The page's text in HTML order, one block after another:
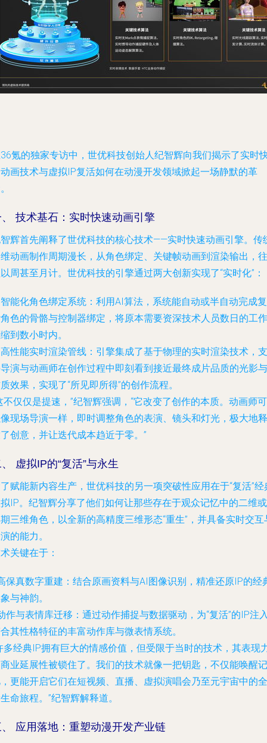
氪的独家专访中，世优科技创始人纪智辉向我们揭示了实时
画技术与虚拟IP复活如何在动漫开发领域掀起一场静默的革
技术基石：实时快速动画引擎
辉首先阐释了世优科技的核心技术——实时快速动画引擎。传
动画制作周期漫长，从角色绑定、关键帧动画到渲染输出，往
周甚至月计。世优科技的引擎通过两大创新实现了“实时化”：
智能化角色绑定系统 ：利用AI算法，系统能自动或半自动完成复
色的骨骼与控制器绑定，将原本需要资深技术人员数日的工作
到数小时内。
高性能实时渲染管线 ：引擎集成了基于物理的实时渲染技术，支
演与动画师在创作过程中即刻看到接近最终成片品质的光影与
效果，实现了“所见即所得”的创作流程。
不仅仅是提速，”纪智辉强调，“它改变了创作的本质。动画师可
现场导演一样，即时调整角色的表演、镜头和灯光，极大地释
创意，并让迭代成本趋近于零。”
虚拟IP的“复活”与永生
赋能新内容生产，世优科技的另一项突破性应用在于“复活”经
IP。纪智辉分享了他们如何让那些存在于观众记忆中的二维或
三维角色，以全新的高精度三维形态“重生”，并具备实时交互
的能力。
关键在于：
保真数字重建 ：结合原画资料与AI图像识别，精准还原IP的经
与神韵。
作与表情库迁移 ：通过动作捕捉与数据驱动，为“复活”的IP注
其性格特征的丰富动作库与微表情系统。
多经典IP拥有巨大的情感价值，但受限于当时的技术，其表现
业延展性被锁住了。我们的技术就像一把钥匙，不仅能唤醒记
更能开启它们在短视频、直播、虚拟演唱会乃至元宇宙中的全
命旅程。”纪智辉解释道。
应用落地：重塑动漫开发产业链